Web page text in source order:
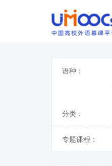
语种：
分类：
专题课程：